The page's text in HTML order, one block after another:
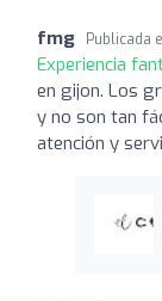
fmg Publicada
Experiencia
en gijon. Los
y no son tan
atención y